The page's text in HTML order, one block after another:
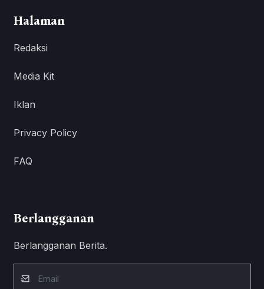
Halaman
Redaksi
Media Kit
Iklan
Privacy Policy
FAQ
Berlangganan
Berlangganan Berita.